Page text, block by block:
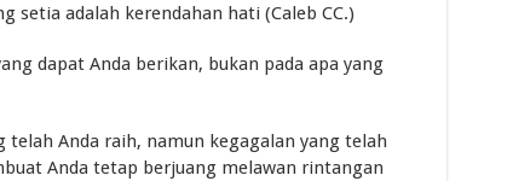
setia adalah kerendahan hati (Caleb CC.)
dapat Anda berikan, bukan pada apa yang
telah Anda raih, namun kegagalan yang telah
Anda tetap berjuang melawan rintangan